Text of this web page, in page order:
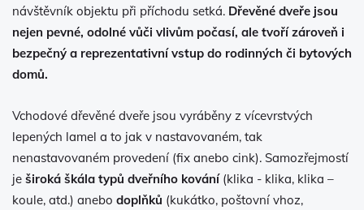
návštěvník objektu při příchodu setká. Dřevěné dveře jsou
nejen pevné, odolné vůči vlivům počasí, ale tvoří zároveň i
bezpečný a reprezentativní vstup do rodinných či bytových
domů.
Vchodové dřevěné dveře jsou vyráběny z vícevrstvých
lepených lamel a to jak v nastavovaném, tak
nenastavovaném provedení (fix anebo cink). Samozřejmostí
je široká škála typů dveřního kování(klika - klika, klika –
koule, atd.) anebo doplňků (kukátko, poštovní vhoz,